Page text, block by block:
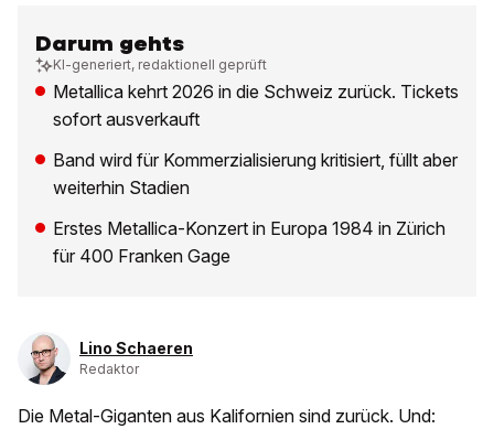
Darum gehts
KI-generiert, redaktionell geprüft
Metallica kehrt 2026 in die Schweiz zurück. Tickets
sofort ausverkauft
Band wird für Kommerzialisierung kritisiert, füllt aber
weiterhin Stadien
Erstes Metallica-Konzert in Europa 1984 in Zürich
für 400 Franken Gage
Lino Schaeren
Redaktor
Die Metal-Giganten aus Kalifornien sind zurück. Und: